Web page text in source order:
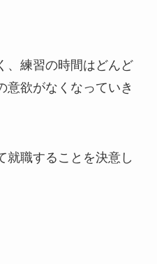
、練習の時間はどんど
意欲がなくなっていき
就職することを決意し